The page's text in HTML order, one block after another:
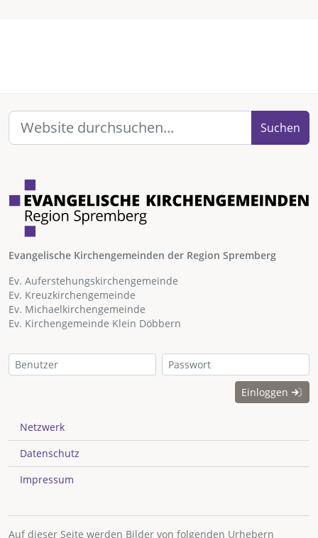
Suchen
Evangelische Kirchengemeinden der Region Spremberg
Ev. Auferstehungskirchengemeinde
Ev. Kreuzkirchengemeinde
Ev. Michaelkirchengemeinde
Ev. Kirchengemeinde Klein Döbbern
Einloggen
Netzwerk
Datenschutz
Impressum
Auf dieser Seite werden Bilder von folgenden Urhebern